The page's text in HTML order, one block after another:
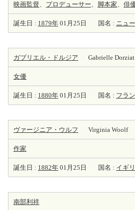
映画監督、 プロデューサー、 脚本家、 俳
誕生日 : 1879年 01月25日 国名 : ニュ
ガブリエル・ドルジア Gabrielle Dorziat
女優
誕生日 : 1880年 01月25日 国名 : フラ
ヴァージニア・ウルフ Virginia Woolf
作家
誕生日 : 1882年 01月25日 国名 : イギ
南部利祥